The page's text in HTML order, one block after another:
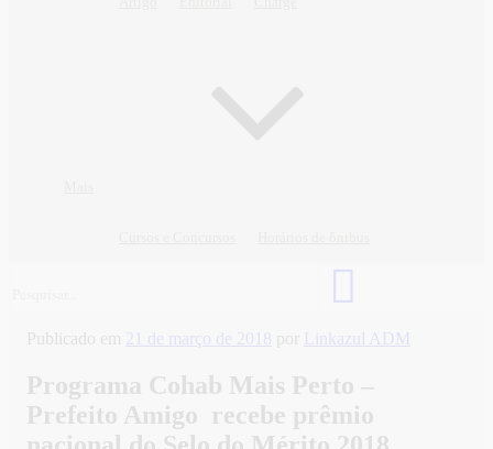
Publicado em 21 de março de 2018 por Linkazul ADM
Programa Cohab Mais Perto –
Prefeito Amigo recebe prêmio